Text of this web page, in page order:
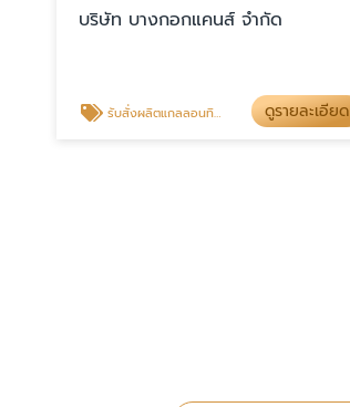
บริษัท บางกอกแคนส์ จำกัด
รับสั่งผลิตแกลลอนทินเนอร์ สมุทรสาคร ดูรายละเอียด